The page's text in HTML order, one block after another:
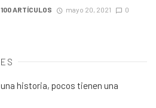
100 ARTÍCULOS mayo 20, 2021 0
historia, pocos tienen una